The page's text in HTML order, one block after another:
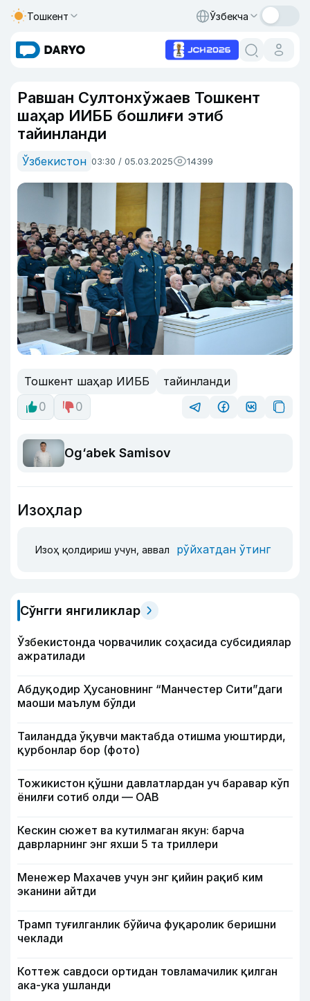
Тошкент Ўзбекча
Равшан Султонхўжаев Тошкент
шаҳар ИИББ бошлиғи этиб
тайинланди
Ўзбекистон 03:30 / 05.03.2025 14399
Тошкент шаҳар ИИББ
тайинланди
0
0
Og‘abek Samisov
Изоҳлар
Изоҳ қолдириш учун, аввал рўйхатдан ўтинг
Сўнгги янгиликлар
Ўзбекистонда чорвачилик соҳасида субсидиялар
ажратилади
Абдуқодир Ҳусановнинг “Манчестер Сити”даги
маоши маълум бўлди
Таиландда ўқувчи мактабда отишма уюштирди,
қурбонлар бор (фото)
Тожикистон қўшни давлатлардан уч баравар кўп
ёнилғи сотиб олди — ОАВ
Кескин сюжет ва кутилмаган якун: барча
даврларнинг энг яхши 5 та триллери
Менежер Махачев учун энг қийин рақиб ким
эканини айтди
Трамп туғилганлик бўйича фуқаролик беришни
чеклади
Коттеж савдоси ортидан товламачилик қилган
ака-ука ушланди